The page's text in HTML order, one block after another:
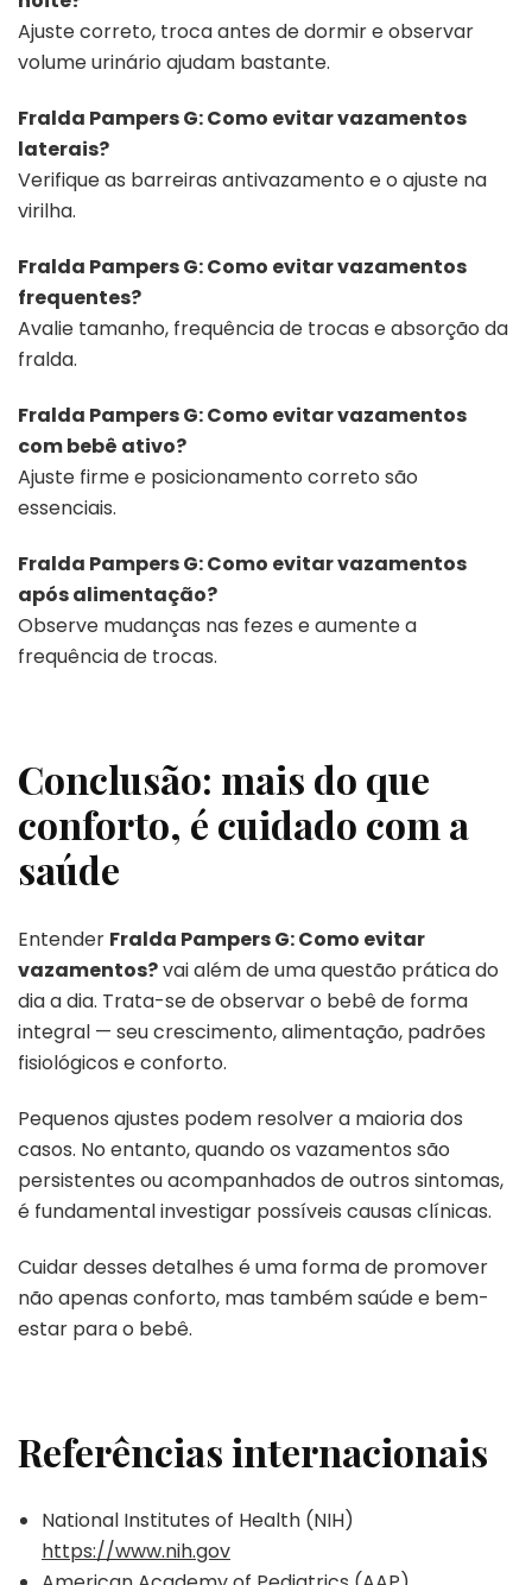
Ajuste correto, troca antes de dormir e observar
volume urinário ajudam bastante.
Fralda Pampers G: Como evitar vazamentos
laterais?
Verifique as barreiras antivazamento e o ajuste na
virilha.
Fralda Pampers G: Como evitar vazamentos
frequentes?
Avalie tamanho, frequência de trocas e absorção da
fralda.
Fralda Pampers G: Como evitar vazamentos
com bebê ativo?
Ajuste firme e posicionamento correto são
essenciais.
Fralda Pampers G: Como evitar vazamentos
após alimentação?
Observe mudanças nas fezes e aumente a
frequência de trocas.
Conclusão: mais do que
conforto, é cuidado com a
saúde
Entender Fralda Pampers G: Como evitar
vazamentos?vai além de uma questão prática do
dia a dia. Trata-se de observar o bebê de forma
integral — seu crescimento, alimentação, padrões
fisiológicos e conforto.
Pequenos ajustes podem resolver a maioria dos
casos. No entanto, quando os vazamentos são
persistentes ou acompanhados de outros sintomas,
é fundamental investigar possíveis causas clínicas.
Cuidar desses detalhes é uma forma de promover
não apenas conforto, mas também saúde e bem-
estar para o bebê.
Referências internacionais
National Institutes of Health (NIH)
https://www.nih.gov